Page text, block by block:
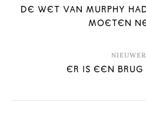
DE WET VAN MURPHY
MOETEN
NIEUWER
ER IS EEN BRUG